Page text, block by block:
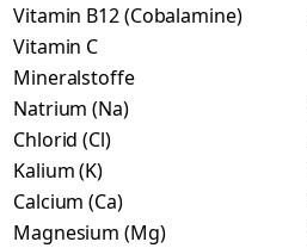
Vitamin B12 (Cobalamine)
Vitamin C
Mineralstoffe
Natrium (Na)
Chlorid (Cl)
Kalium (K)
Calcium (Ca)
Magnesium (Mg)